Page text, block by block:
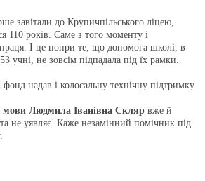
завітали до Крупичпільського ліцею,
110 років. Саме з того моменту і
І це попри те, що допомога школі, в
учні, не зовсім підпадала під їх рамки.
надав і колосальну технічну підтримку.
мови Людмила Іванівна Скляр вже й
не уявляє. Каже незамінний помічник під